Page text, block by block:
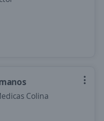
Colina